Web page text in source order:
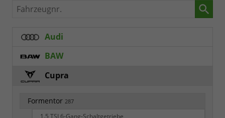
Fahrzeugnr.
Audi
BAW
Cupra
Formentor 287